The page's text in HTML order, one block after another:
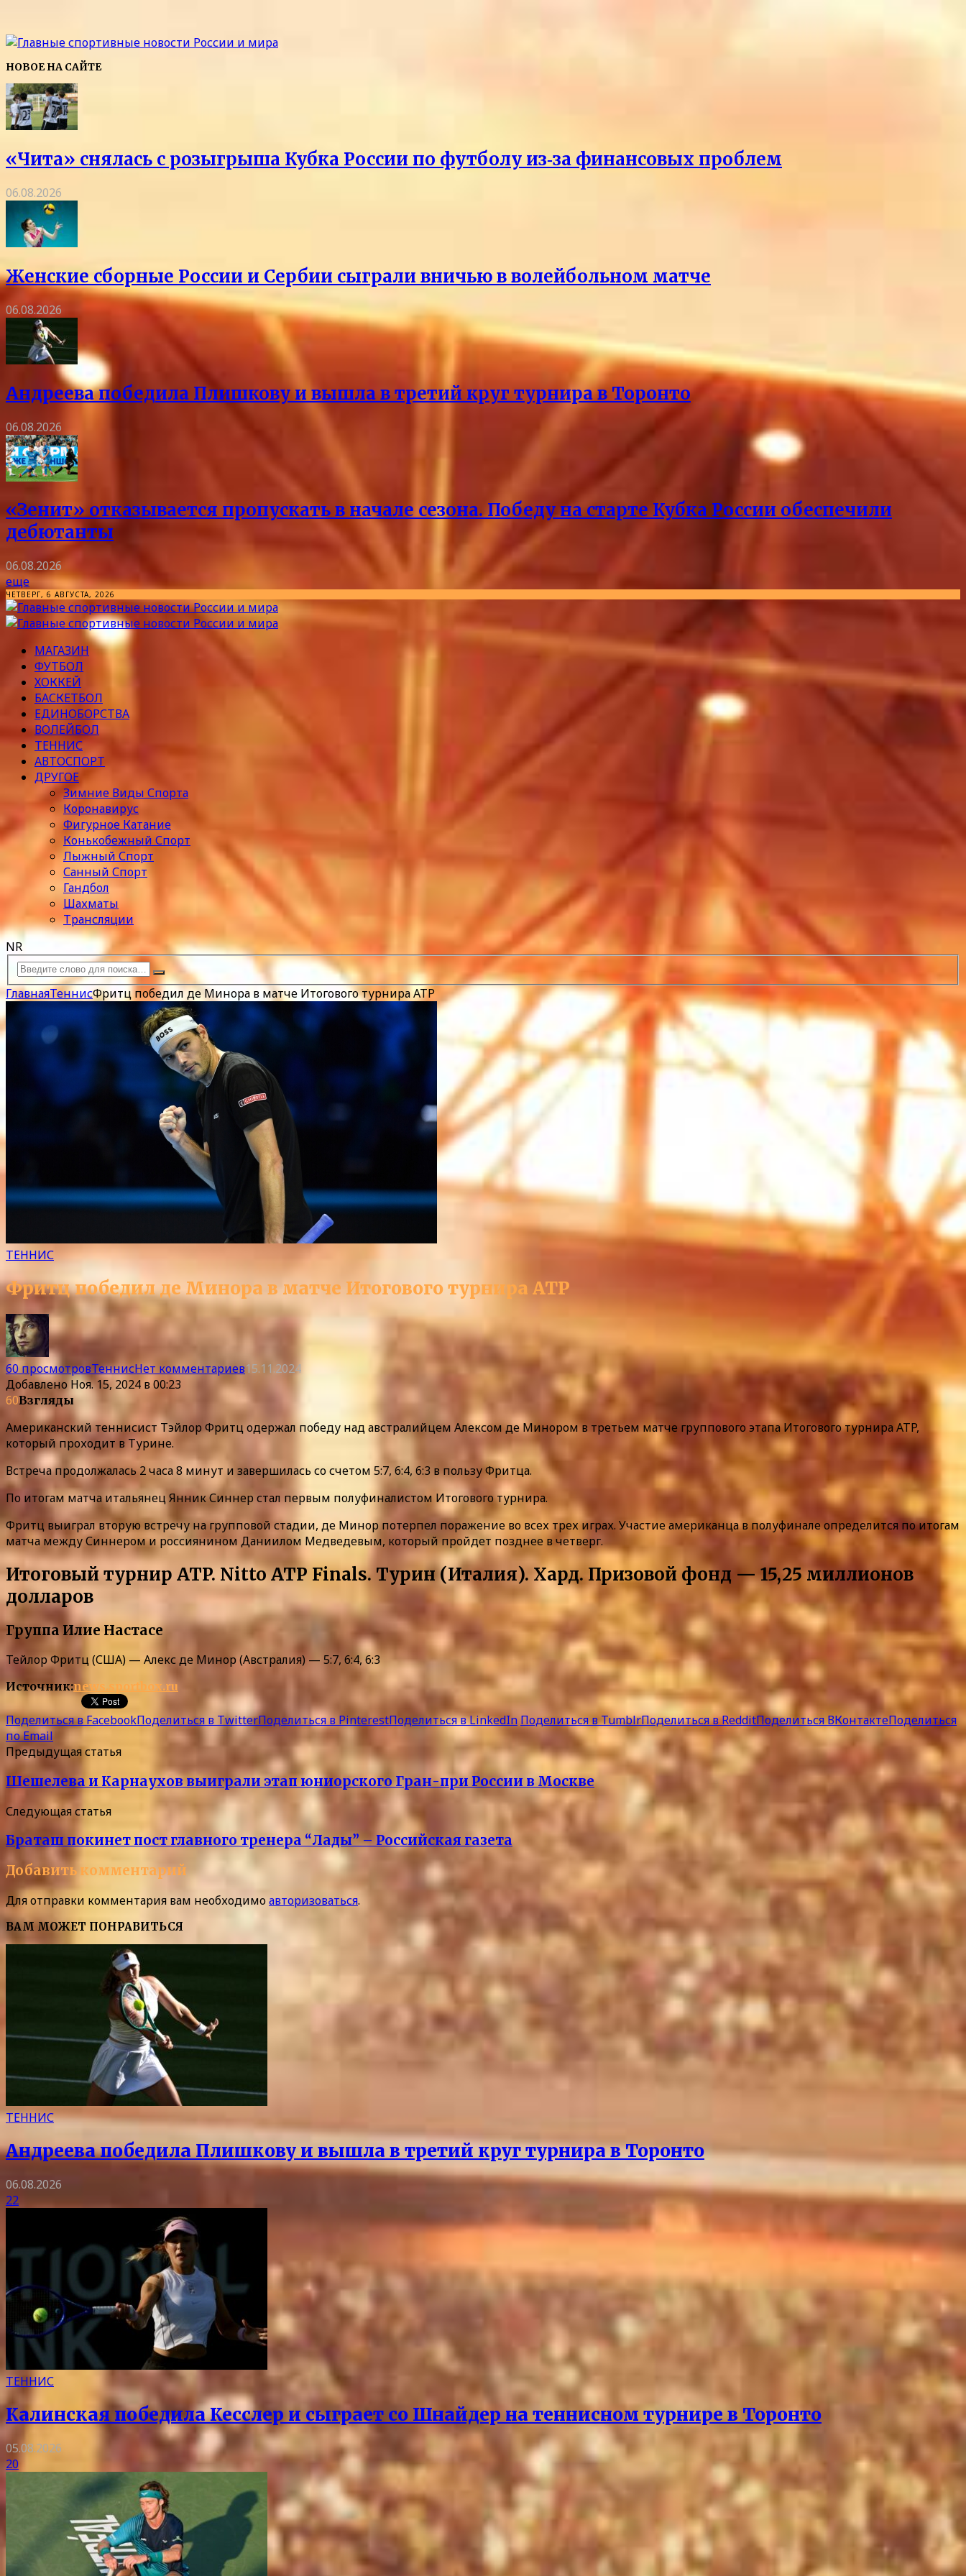
НОВОЕ НА САЙТЕ
«Чита» снялась с розыгрыша Кубка России по футболу из‑за финансовых проблем
06.08.2026
Женские сборные России и Сербии сыграли вничью в волейбольном матче
06.08.2026
Андреева победила Плишкову и вышла в третий круг турнира в Торонто
06.08.2026
«Зенит» отказывается пропускать в начале сезона. Победу на старте Кубка России обеспечили
дебютанты
06.08.2026
еще
ЧЕТВЕРГ, 6 АВГУСТА, 2026
МАГАЗИН
ФУТБОЛ
ХОККЕЙ
БАСКЕТБОЛ
ЕДИНОБОРСТВА
ВОЛЕЙБОЛ
ТЕННИС
АВТОСПОРТ
ДРУГОЕ
Зимние Виды Спорта
Коронавирус
Фигурное Катание
Конькобежный Спорт
Лыжный Спорт
Санный Спорт
Гандбол
Шахматы
Трансляции
NR
ГлавнаяТеннисФритц победил де Минора в матче Итогового турнира ATP
ТЕННИС
Фритц победил де Минора в матче Итогового турнира ATP
60 просмотровТеннисНет комментариев15.11.2024
Добавлено Ноя. 15, 2024 в 00:23
60Взгляды
Американский теннисист Тэйлор Фритц одержал победу над австралийцем Алексом де Минором в третьем матче группового этапа Итогового турнира ATP,
который проходит в Турине.
Встреча продолжалась 2 часа 8 минут и завершилась со счетом 5:7, 6:4, 6:3 в пользу Фритца.
По итогам матча итальянец Янник Синнер стал первым полуфиналистом Итогового турнира.
Фритц выиграл вторую встречу на групповой стадии, де Минор потерпел поражение во всех трех играх. Участие американца в полуфинале определится по итогам
матча между Синнером и россиянином Даниилом Медведевым, который пройдет позднее в четверг.
Итоговый турнир ATP. Nitto ATP Finals. Турин (Италия). Хард. Призовой фонд — 15,25 миллионов
долларов
Группа Илие Настасе
Тейлор Фритц (США) — Алекс де Минор (Австралия) — 5:7, 6:4, 6:3
Источник:news.sportbox.ru
Поделиться в FacebookПоделиться в TwitterПоделиться в PinterestПоделиться в LinkedIn Поделиться в TumblrПоделиться в RedditПоделиться ВКонтактеПоделиться
по Email
Предыдущая статья
Шешелева и Карнаухов выиграли этап юниорского Гран-при России в Москве
Следующая статья
Браташ покинет пост главного тренера “Лады” – Российская газета
Добавить комментарий
Для отправки комментария вам необходимоавторизоваться.
ВАМ МОЖЕТ ПОНРАВИТЬСЯ
ТЕННИС
Андреева победила Плишкову и вышла в третий круг турнира в Торонто
06.08.2026
22
ТЕННИС
Калинская победила Кесслер и сыграет со Шнайдер на теннисном турнире в Торонто
05.08.2026
20